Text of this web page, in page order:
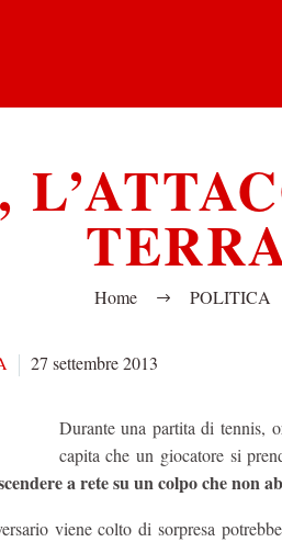
Home POLITICA
27 settembre 2013
Durante una partita di tennis,
capita che un giocatore si
a rete su un colpo che non
viene colto di sorpresa